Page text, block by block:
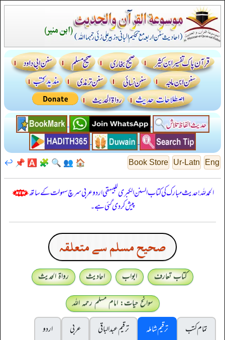
Eng
Ur-Latn
Book Store
🏠
👥
🔍
🧩
🅰️
📌
↩️
الحمدللہ! حدیث مبارک کی کتاب السنن الكبرى للبيهقي اردو عربی سرچ سہولت کے ساتھ
پیش کر دی گئی ہے۔
صحيح مسلم سے متعلقہ
کتاب تعارف ابواب احادیث
رواۃ الحدیث
سوانح حیات: امام مسلم رحمہ اللہ
تمام کتب
ترقیم شاملہ ترقيم عبدالباقی عربی
اردو